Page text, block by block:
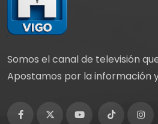
Somos el canal de televisión
Apostamos por la información